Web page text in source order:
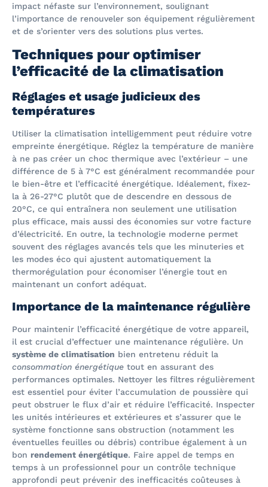
impact néfaste sur l’environnement, soulignant
l’importance de renouveler son équipement régulièrement
et de s’orienter vers des solutions plus vertes.
Techniques pour optimiser
l’efficacité de la climatisation
Réglages et usage judicieux des
températures
Utiliser la climatisation intelligemment peut réduire votre
empreinte énergétique. Réglez la température de manière
à ne pas créer un choc thermique avec l’extérieur – une
différence de 5 à 7°C est généralment recommandée pour
le bien-être et l’efficacité énergétique. Idéalement, fixez-
la à 26-27°C plutôt que de descendre en dessous de
20°C, ce qui entraînera non seulement une utilisation
plus efficace, mais aussi des économies sur votre facture
d’électricité. En outre, la technologie moderne permet
souvent des réglages avancés tels que les minuteries et
les modes éco qui ajustent automatiquement la
thermorégulation pour économiser l’énergie tout en
maintenant un confort adéquat.
Importance de la maintenance régulière
Pour maintenir l’efficacité énergétique de votre appareil,
il est crucial d’effectuer une maintenance régulière. Un
système de climatisation bien entretenu réduit la
consommation énergétique tout en assurant des
performances optimales. Nettoyer les filtres régulièrement
est essentiel pour éviter l’accumulation de poussière qui
peut obstruer le flux d’air et réduire l’efficacité. Inspecter
les unités intérieures et extérieures et s’assurer que le
système fonctionne sans obstruction (notamment les
éventuelles feuilles ou débris) contribue également à un
bon rendement énergétique. Faire appel de temps en
temps à un professionnel pour un contrôle technique
approfondi peut prévenir des inefficacités coûteuses à